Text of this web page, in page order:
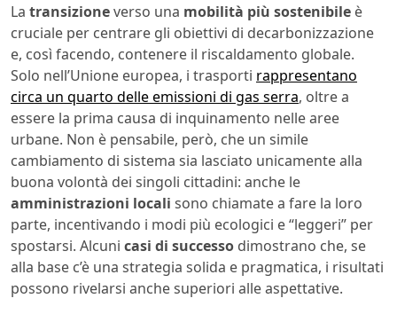
La transizioneverso una mobilità più sostenibile è
cruciale per centrare gli obiettivi di decarbonizzazione
e, così facendo, contenere il riscaldamento globale.
Solo nell’Unione europea, i trasporti rappresentano
circa un quarto delle emissioni di gas serra, oltre a
essere la prima causa di inquinamento nelle aree
urbane. Non è pensabile, però, che un simile
cambiamento di sistema sia lasciato unicamente alla
buona volontà dei singoli cittadini: anche le
amministrazioni locali sono chiamate a fare la loro
parte, incentivando i modi più ecologici e “leggeri” per
spostarsi. Alcuni casi di successo dimostrano che, se
alla base c’è una strategia solida e pragmatica, i risultati
possono rivelarsi anche superiori alle aspettative.